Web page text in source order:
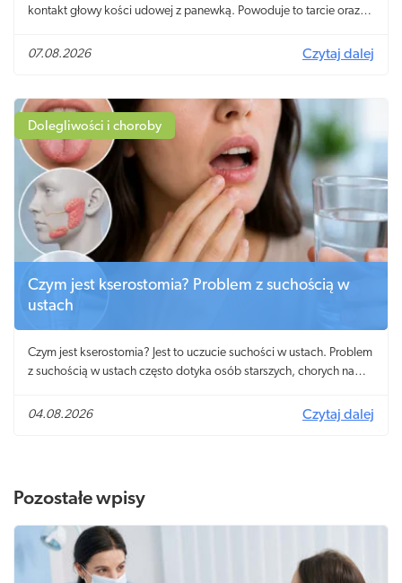
kontakt głowy kości udowej z panewką. Powoduje to tarcie oraz
07.08.2026
Czytaj dalej
Dolegliwości i choroby
Czym jest kserostomia? Problem z suchością w
ustach
Czym jest kserostomia? Jest to uczucie suchości w ustach. Problem
z suchością w ustach często dotyka osób starszych, chorych na
04.08.2026
Czytaj dalej
Pozostałe wpisy